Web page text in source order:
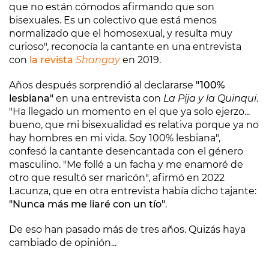
que no están cómodos afirmando que son
bisexuales. Es un colectivo que está menos
normalizado que el homosexual, y resulta muy
curioso", reconocía la cantante en una entrevista
con la revista Shangayen 2019.
Años después sorprendió al declararse "100%
lesbiana" en una entrevista con La Pija y la Quinqui.
"Ha llegado un momento en el que ya solo ejerzo...
bueno, que mi bisexualidad es relativa porque ya no
hay hombres en mi vida. Soy 100% lesbiana",
confesó la cantante desencantada con el género
masculino. "Me follé a un facha y me enamoré de
otro que resultó ser maricón", afirmó en 2022
Lacunza, que en otra entrevista había dicho tajante:
"Nunca más me liaré con un tío".
De eso han pasado más de tres años. Quizás haya
cambiado de opinión...